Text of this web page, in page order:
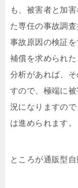
も、被害者と加
た専任の事故調
事故原因の検証
補償を求められ
分析があれば、
すので、極端に
況になりますの
は進められます。
ところが通販型